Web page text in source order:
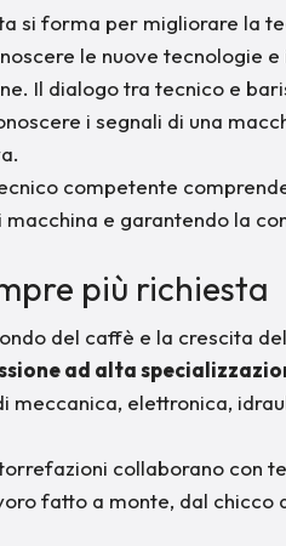
si forma per migliorare la
le nuove tecnologie
Il dialogo tra tecnico e
i segnali di una
competente
e garantendo la
più richiesta
del caffè e la crescita
ad alta
meccanica, elettronica,
collaborano con
fatto a monte, dal chicco